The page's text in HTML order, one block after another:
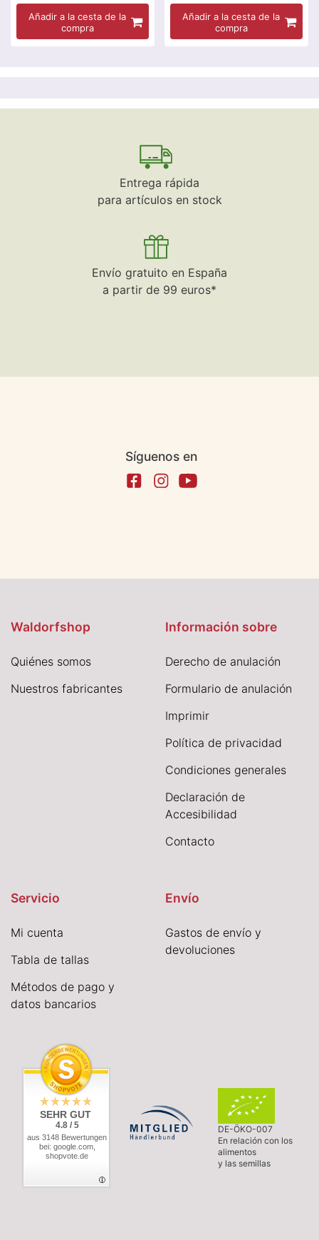
Añadir a la cesta de la
compra
Añadir a la cesta de la
compra
Entrega rápida
para artículos en stock
Envío gratuito en España
a partir de 99 euros*
Síguenos en
Waldorfshop
Quiénes somos
Nuestros fabricantes
Información sobre
Derecho de anulación
Formulario de anulación
Imprimir
Política de privacidad
Condiciones generales
Declaración de
Accesibilidad
Contacto
Servicio
Mi cuenta
Tabla de tallas
Métodos de pago y
datos bancarios
Envío
Gastos de envío y
devoluciones
SEHR GUT
4.8 / 5
aus 3148 Bewertungen
bei: google.com,
shopvote.de
DE-ÖKO-007
En relación con los
alimentos
y las semillas